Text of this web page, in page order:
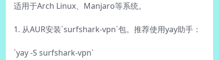
适用于Arch Linux、Manjaro等系统。
1. 从AUR安装`surfshark-vpn`包。推荐使用yay助手：
`yay -S surfshark-vpn`